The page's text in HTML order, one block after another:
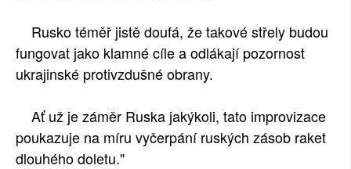
Rusko téměř jistě doufá, že takové střely budou
fungovat jako klamné cíle a odlákají pozornost
ukrajinské protivzdušné obrany.
Ať už je záměr Ruska jakýkoli, tato improvizace
poukazuje na míru vyčerpání ruských zásob raket
dlouhého doletu."